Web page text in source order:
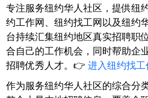
专注服务纽约华人社区，提供纽
约工作网、纽约找工网以及纽约
台持续汇集纽约地区真实招聘职
合自己的工作机会，同时帮助企
招聘优秀人才。👉 进入纽约找
作为服务纽约华人社区的综合分